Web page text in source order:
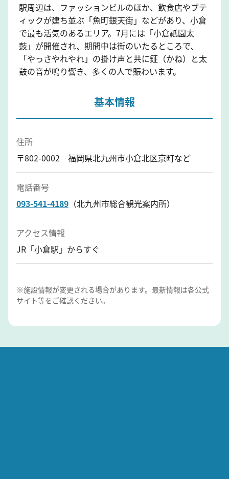
駅周辺は、ファッションビルのほか、飲食店やブテ
ィックが建ち並ぶ「魚町銀天街」などがあり、小倉
で最も活気のあるエリア。7月には「小倉祇園太
鼓」が開催され、期間中は街のいたるところで、
「やっさやれやれ」の掛け声と共に鉦（かね）と太
鼓の音が鳴り響き、多くの人で賑わいます。
基本情報
住所
〒802-0002 福岡県北九州市小倉北区京町など
電話番号
093-541-4189 （北九州市総合観光案内所）
アクセス情報
JR「小倉駅」からすぐ
※施設情報が変更される場合があります。最新情報は各公式
サイト等をご確認ください。